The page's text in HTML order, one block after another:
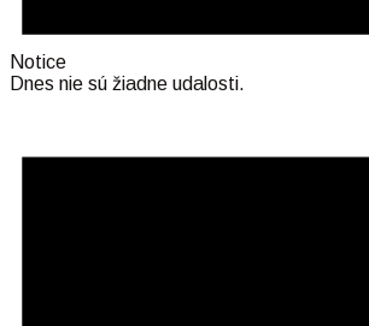
Notice
Dnes nie sú žiadne udalosti.